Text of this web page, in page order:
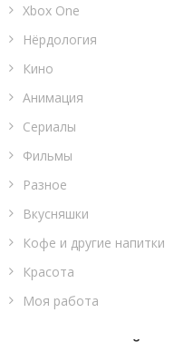
Xbox One
Нёрдология
Кино
Анимация
Сериалы
Фильмы
Разное
Вкусняшки
Кофе и другие напитки
Красота
Моя работа